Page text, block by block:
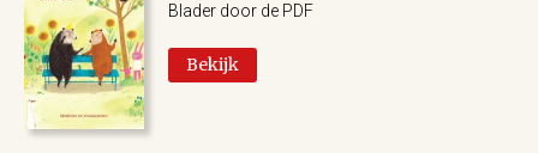
Blader door de PDF
Bekijk